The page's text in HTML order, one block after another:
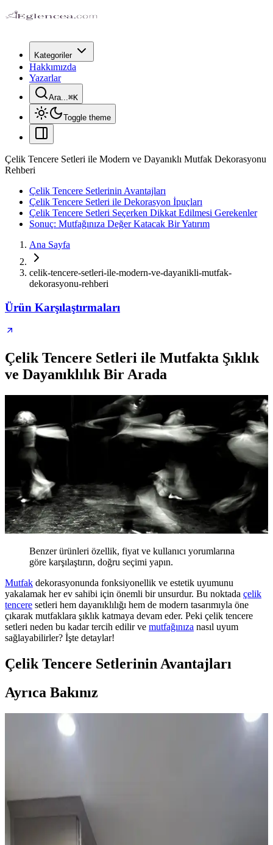
Kategoriler
Hakkımızda
Yazarlar
Ara...⌘K
Toggle theme
Çelik Tencere Setleri ile Modern ve Dayanıklı Mutfak Dekorasyonu
Rehberi
Çelik Tencere Setlerinin Avantajları
Çelik Tencere Setleri ile Dekorasyon İpuçları
Çelik Tencere Setleri Seçerken Dikkat Edilmesi Gerekenler
Sonuç: Mutfağınıza Değer Katacak Bir Yatırım
Ana Sayfa
celik-tencere-setleri-ile-modern-ve-dayanikli-mutfak-
dekorasyonu-rehberi
Ürün Karşılaştırmaları
Çelik Tencere Setleri ile Mutfakta Şıklık
ve Dayanıklılık Bir Arada
Benzer ürünleri özellik, fiyat ve kullanıcı yorumlarına
göre karşılaştırın, doğru seçimi yapın.
Mutfak dekorasyonunda fonksiyonellik ve estetik uyumunu
yakalamak her ev sahibi için önemli bir unsurdur. Bu noktada çelik
tencere setleri hem dayanıklılığı hem de modern tasarımıyla öne
çıkarak mutfaklara şıklık katmaya devam eder. Peki çelik tencere
setleri neden bu kadar tercih edilir ve mutfağınıza nasıl uyum
sağlayabilirler? İşte detaylar!
Çelik Tencere Setlerinin Avantajları
Ayrıca Bakınız
Mutfak Tezgah Arkası Montajında Doğru Hizalama
Yöntemleri ve Avantajları
sağlar.
Mutfak Köşesini Fonksiyonel ve Estetik Hale
Getirme Pratik Düzenleme Yöntemleri